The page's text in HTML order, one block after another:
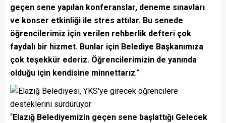
geçen sene yapılan konferanslar, deneme sınavları
ve konser etkinliği ile stres attılar. Bu senede
öğrencilerimiz için verilen rehberlik defteri çok
faydalı bir hizmet. Bunlar için Belediye Başkanımıza
çok teşekkür ederiz. Öğrencilerimizin de yanında
olduğu için kendisine minnettarız.”
“Elazığ Belediyemizin geçen sene başlattığı Gelecek